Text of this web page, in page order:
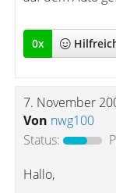
0x
7. November
Von nwg100
Status:
Hallo,